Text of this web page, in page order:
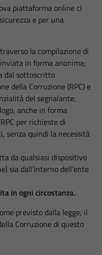
piattaforma online ci
e per una
la compilazione di
in forma anonima;
dal sottoscritto
della Corruzione (RPC) e
del segnalante;
anche in forma
per richieste di
senza quindi la necessità
da qualsiasi dispositivo
sia dall’interno dell’ente
in ogni circostanza.
previsto dalla legge, il
Corruzione di questo